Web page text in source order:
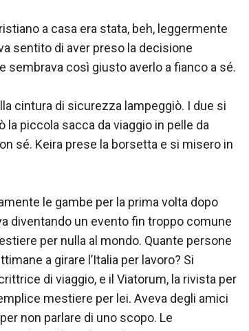
a casa era stata, beh, leggermente
sentito di aver preso la decisione
sembrava così giusto averlo a fianco a sé.
cintura di sicurezza lampeggiò. I due si
piccola sacca da viaggio in pelle da
sé. Keira prese la borsetta e si misero in
le gambe per la prima volta dopo
diventando un evento fin troppo comune
per nulla al mondo. Quante persone
a girare l’Italia per lavoro? Si
di viaggio, e il Viatorum, la rivista per
mestiere per lei. Aveva degli amici
non parlare di uno scopo. Le